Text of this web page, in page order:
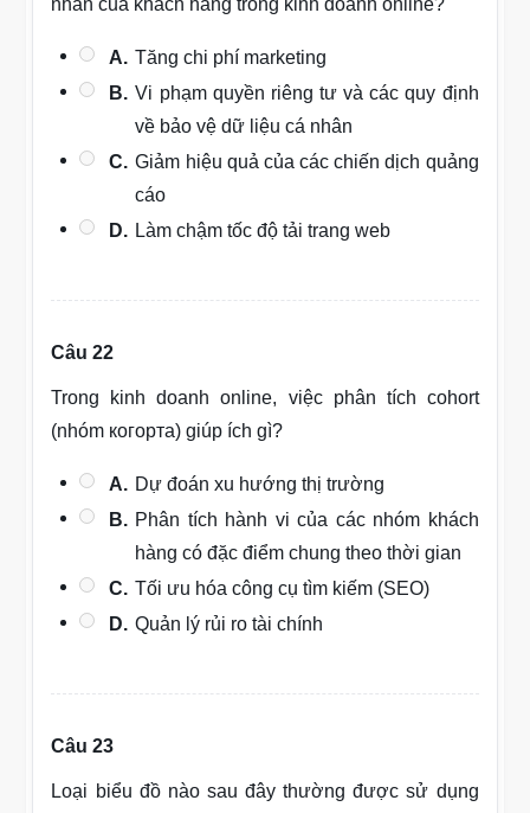
nhân của khách hàng trong kinh doanh online?
A. Tăng chi phí marketing
B. Vi phạm quyền riêng tư và các quy định
về bảo vệ dữ liệu cá nhân
C. Giảm hiệu quả của các chiến dịch quảng
cáo
D. Làm chậm tốc độ tải trang web
Câu 22
Trong kinh doanh online, việc phân tích cohort
(nhóm когорта) giúp ích gì?
A. Dự đoán xu hướng thị trường
B. Phân tích hành vi của các nhóm khách
hàng có đặc điểm chung theo thời gian
C. Tối ưu hóa công cụ tìm kiếm (SEO)
D. Quản lý rủi ro tài chính
Câu 23
Loại biểu đồ nào sau đây thường được sử dụng